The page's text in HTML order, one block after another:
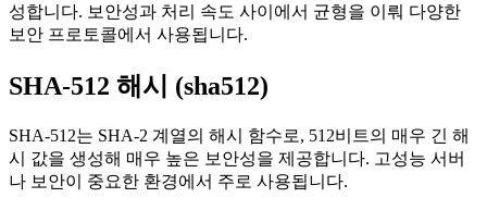
성합니다. 보안성과 처리 속도 사이에서 균형을 이뤄 다양한
보안 프로토콜에서 사용됩니다.
SHA-512 해시 (sha512)
SHA-512는 SHA-2 계열의 해시 함수로, 512비트의 매우 긴 해
시 값을 생성해 매우 높은 보안성을 제공합니다. 고성능 서버
나 보안이 중요한 환경에서 주로 사용됩니다.